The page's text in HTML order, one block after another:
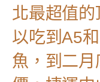
北最超值
以吃到A5
魚，到二